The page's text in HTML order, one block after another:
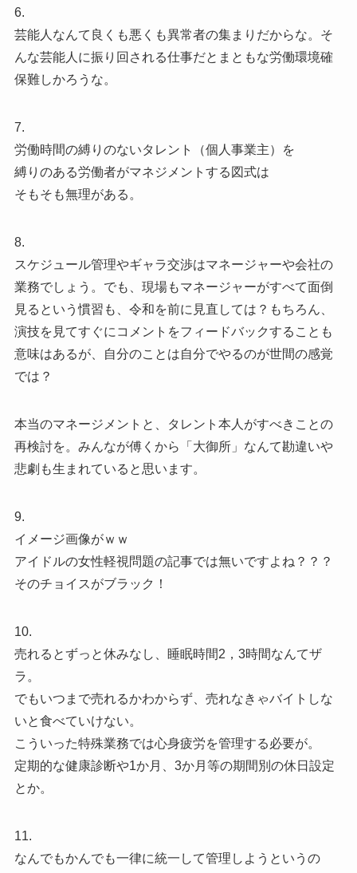
6.
芸能人なんて良くも悪くも異常者の集まりだからな。そ
んな芸能人に振り回される仕事だとまともな労働環境確
保難しかろうな。
7.
労働時間の縛りのないタレント（個人事業主）を
縛りのある労働者がマネジメントする図式は
そもそも無理がある。
8.
スケジュール管理やギャラ交渉はマネージャーや会社の
業務でしょう。でも、現場もマネージャーがすべて面倒
見るという慣習も、令和を前に見直しては？もちろん、
演技を見てすぐにコメントをフィードバックすることも
意味はあるが、自分のことは自分でやるのが世間の感覚
では？
本当のマネージメントと、タレント本人がすべきことの
再検討を。みんなが傅くから「大御所」なんて勘違いや
悲劇も生まれていると思います。
9.
イメージ画像がｗｗ
アイドルの女性軽視問題の記事では無いですよね？？？
そのチョイスがブラック！
10.
売れるとずっと休みなし、睡眠時間2，3時間なんてザ
ラ。
でもいつまで売れるかわからず、売れなきゃバイトしな
いと食べていけない。
こういった特殊業務では心身疲労を管理する必要が。
定期的な健康診断や1か月、3か月等の期間別の休日設定
とか。
11.
なんでもかんでも一律に統一して管理しようというの